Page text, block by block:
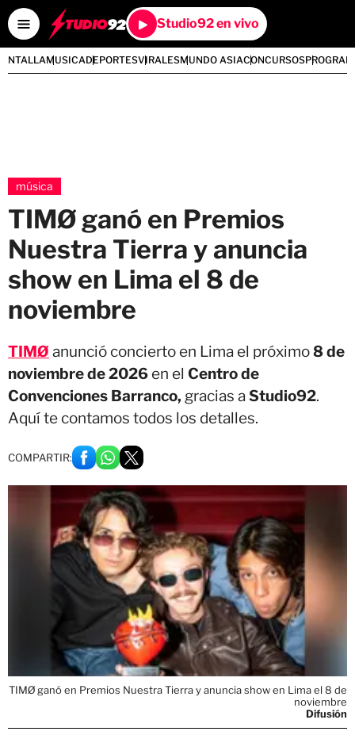
Studio92 en vivo
MUSICADEPORTESVIRALESMUNDO ASIACONCURSOS
música
TIMØ ganó en Premios
Nuestra Tierra y anuncia
show en Lima el 8 de
noviembre
TIMØanunció concierto en Lima el próximo8 de
noviembre de 2026 en el Centro de
Convenciones Barranco, gracias a Studio92.
Aquí te contamos todos los detalles.
COMPARTIR:
TIMØ ganó en Premios Nuestra Tierra y anuncia show en Lima el 8 de
noviembre
Difusión